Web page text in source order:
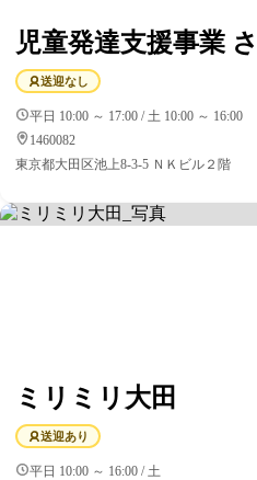
児童発達支援事業
送迎なし
平日 10:00 ～ 17:00 / 土 10:00 ～ 16:00
1460082
東京都大田区池上8-3-5 ＮＫビル２階
ミリミリ大田
送迎あり
平日 10:00 ～ 16:00 / 土